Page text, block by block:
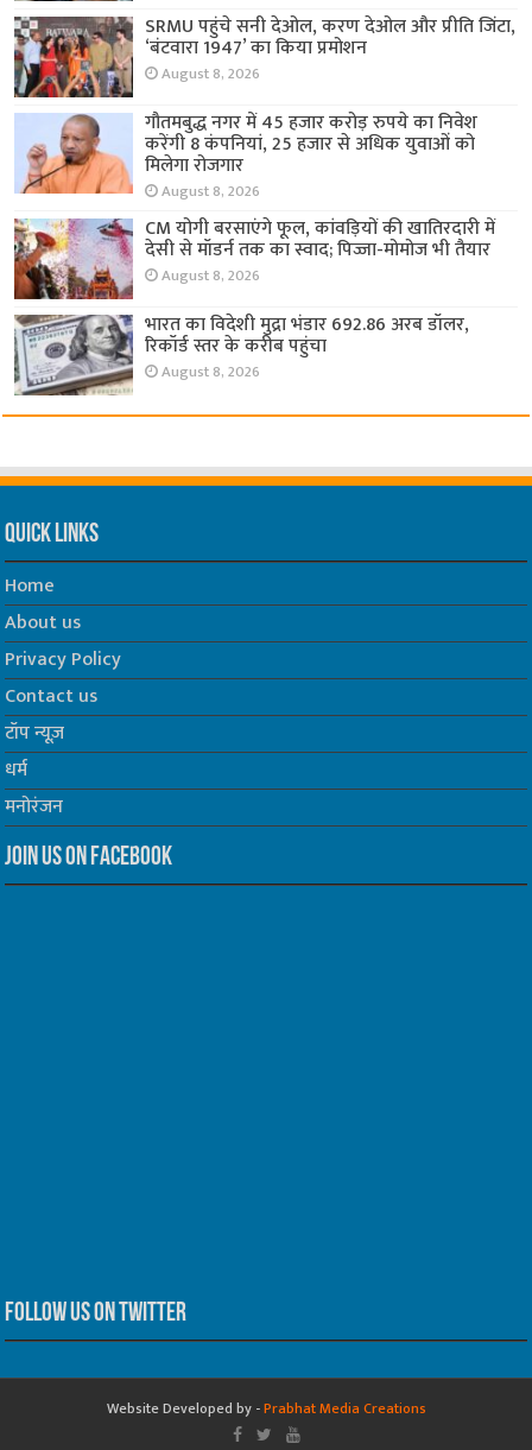
SRMU पहुंचे सनी देओल, करण देओल और प्रीति जिंटा,
‘बंटवारा 1947’ का किया प्रमोशन
August 8, 2026
गौतमबुद्ध नगर में 45 हजार करोड़ रुपये का निवेश
करेंगी 8 कंपनियां, 25 हजार से अधिक युवाओं को
मिलेगा रोजगार
August 8, 2026
CM योगी बरसाएंगे फूल, कांवड़ियों की खातिरदारी में
देसी से मॉडर्न तक का स्वाद; पिज्जा-मोमोज भी तैयार
August 8, 2026
भारत का विदेशी मुद्रा भंडार 692.86 अरब डॉलर,
रिकॉर्ड स्तर के करीब पहुंचा
August 8, 2026
Quick Links
Home
About us
Privacy Policy
Contact us
टॉप न्यूज़
धर्म
मनोरंजन
Join us on Facebook
Follow us on Twitter
Website Developed by -Prabhat Media Creations